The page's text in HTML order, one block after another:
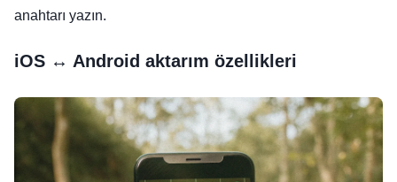
anahtarı yazın.
iOS ↔ Android aktarım özellikleri